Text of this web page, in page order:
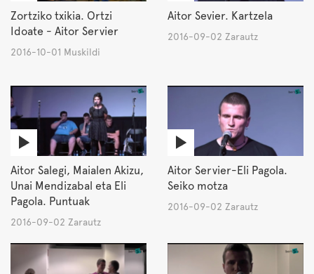
Zortziko txikia. Ortzi
Idoate - Aitor Servier
2016-10-01 Muskildi
Aitor Sevier. Kartzela
2016-09-02 Zarautz
Aitor Salegi, Maialen Akizu,
Unai Mendizabal eta Eli
Pagola. Puntuak
2016-09-02 Zarautz
Aitor Servier-Eli Pagola.
Seiko motza
2016-09-02 Zarautz